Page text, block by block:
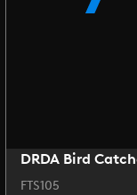
DRDA Bird
FTS105